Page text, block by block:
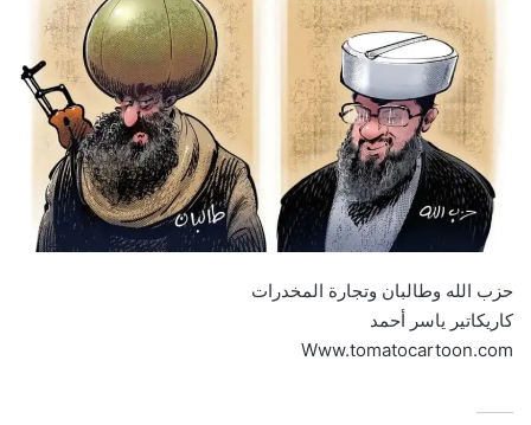
حزب الله وطالبان وتجارة المخدرات
كاريكاتير ياسر أحمد
Www.tomatocartoon.com